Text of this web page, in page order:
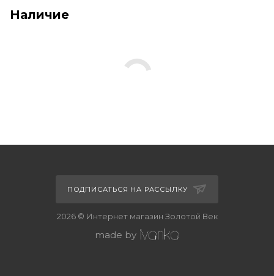
Наличие
ПОДПИСАТЬСЯ НА РАССЫЛКУ
2026 © Интернет магазин Золотой Век
made by